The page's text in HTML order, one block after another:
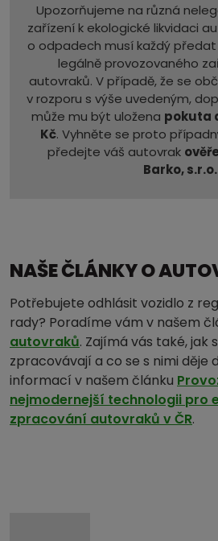
Upozorňujeme na různá
zařízení k ekologické likvidaci
o odpadech musí každý
legálně provozovaného
autovraků. V případě, že se
v rozporu s výše uvedeným,
může mu být uložena pokuta
Kč. Vyhněte se proto
předejte váš autovrak
Barko, s.r.o.
NAŠE ČLÁNKY O
Potřebujete odhlásit vozidlo z
rady? Poradíme vám v našem
autovraků. Zajímá vás také, jak
zpracovávají a co se s nimi děje
informací v našem článku
nejmodernejší technologii pro
zpracování autovraků v ČR.